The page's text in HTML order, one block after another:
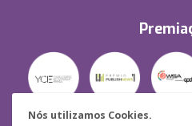
Nós utilizamos Cookies.